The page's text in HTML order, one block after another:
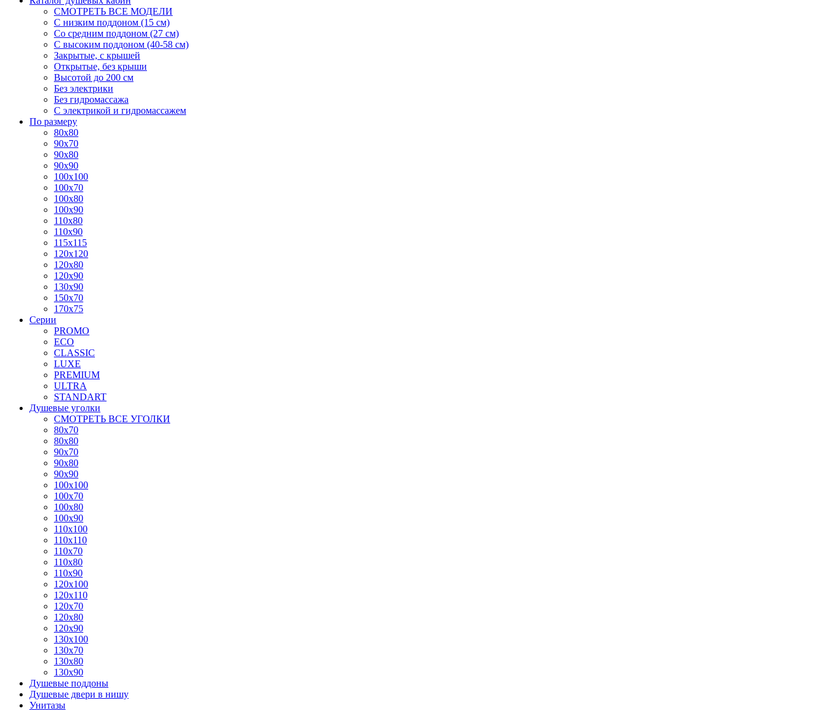
СМОТРЕТЬ ВСЕ МОДЕЛИ
С низким поддоном (15 см)
Со средним поддоном (27 см)
С высоким поддоном (40-58 см)
Закрытые, с крышей
Открытые, без крыши
Высотой до 200 см
Без электрики
Без гидромассажа
С электрикой и гидромассажем
По размеру
80x80
90x70
90x80
90x90
100x100
100x70
100x80
100x90
110x80
110x90
115x115
120x120
120x80
120x90
130x90
150x70
170x75
Серии
PROMO
ECO
CLASSIC
LUXE
PREMIUM
ULTRA
STANDART
Душевые уголки
СМОТРЕТЬ ВСЕ УГОЛКИ
80x70
80x80
90x70
90x80
90x90
100x100
100x70
100x80
100x90
110x100
110x110
110x70
110x80
110x90
120x100
120x110
120x70
120x80
120x90
130x100
130x70
130x80
130x90
Душевые поддоны
Душевые двери в нишу
Унитазы